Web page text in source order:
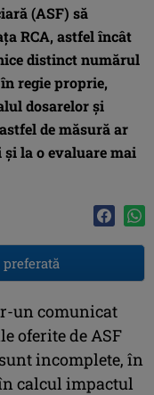
(ASF) să
RCA, astfel încât
distinct numărul
regie proprie,
dosarelor şi
de măsură ar
la o evaluare mai
preferată
un comunicat
oferite de ASF
incomplete, în
calcul impactul